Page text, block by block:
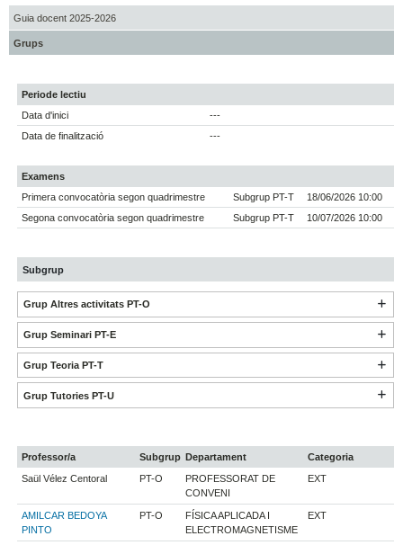
Guia docent 2025-2026
Grups
Periode lectiu
Data d'inici
---
Data de finalització
---
Examens
Primera convocatòria segon quadrimestre
Subgrup PT-T
18/06/2026 10:00
Segona convocatòria segon quadrimestre
Subgrup PT-T 10/07/2026 10:00
Subgrup
Grup Altres activitats PT-O
Grup Seminari PT-E
Grup Teoria PT-T
Grup Tutories PT-U
Professor/a Subgrup Departament
Categoria
Saül Vélez Centoral
PT-O
PROFESSORAT DE
CONVENI
EXT
AMILCAR BEDOYA
PINTO
PT-O
FÍSICA APLICADA I
ELECTROMAGNETISME
EXT